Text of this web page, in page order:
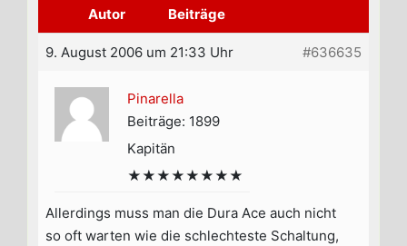
Autor Beiträge
9. August 2006 um 21:33 Uhr #636635
Pinarella
Beiträge: 1899
Kapitän
★★★★★★★★
Allerdings muss man die Dura Ace auch nicht
so oft warten wie die schlechteste Schaltung,